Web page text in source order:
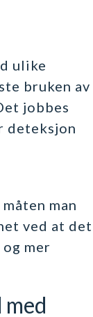
ulike
bruken av
jobbes
deteksjon
man
ved at det
mer